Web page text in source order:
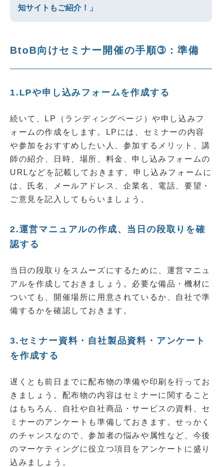
知サイトもご紹介！」
BtoB向けセミナー開催の手順➂：準備
1.LPや申し込みフォームを作成する
続いて、LP（ランディングページ）や申し込みフ
ォームの作成をします。LPには、セミナーの内容
や参加をおすすめしたい人、参加するメリット、講
師の紹介、日時、場所、料金、申し込みフォームの
URLなどを記載しておきます。申し込みフォームに
は、氏名、メールアドレス、企業名、電話、要望・
ご意見を記入してもらいましょう。
2.運営マニュアルの作成、当日の段取りを確
認する
当日の段取りをスムーズにするために、運営マニュ
アルを作成しておきましょう。必要な備品・機材に
ついても、開催場所に用意されているか、自社で準
備するかを確認しておきます。
3.セミナー資料・自社製品資料・アンケート
を作成する
遅くとも前日までに配布物の準備や印刷を行ってお
きましょう。配布物の内容はセミナーに関すること
はもちろん、自社や自社商品・サービスの資料、セ
ミナーのアンケートも準備しておきます。せっかく
のチャンスなので、参加者の悩みや属性など、今後
のマーケティングに役立つ項目をアンケートに盛り
込みましょう。